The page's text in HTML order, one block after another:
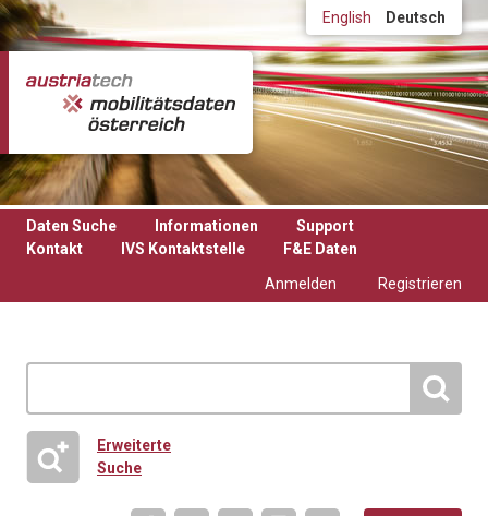
Direkt zum Inhalt English Deutsch
Daten Suche Informationen
Support
Kontakt
IVS Kontaktstelle
F&E Daten
Anmelden
Registrieren
Erweiterte
Suche